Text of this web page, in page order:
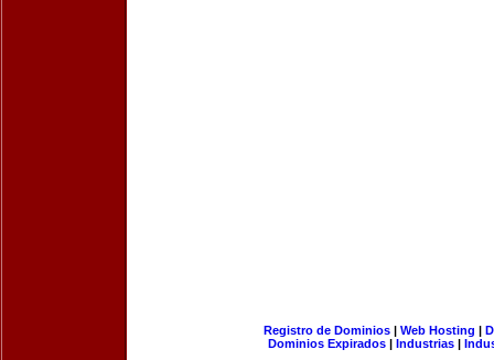
Registro de Dominios| Web Hosting |
Dominios Expirados | Industrias |